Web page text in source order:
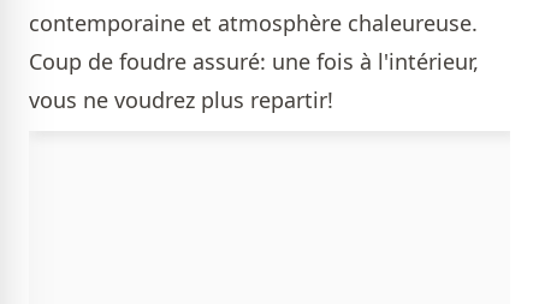
contemporaine et atmosphère chaleureuse.
Coup de foudre assuré: une fois à l'intérieur,
vous ne voudrez plus repartir!